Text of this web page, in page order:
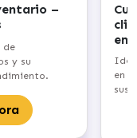
–
y su
en
sus